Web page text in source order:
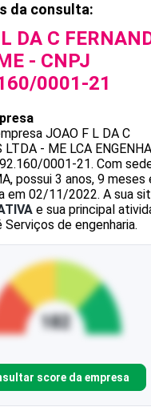
da consulta:
DA C
- CNPJ
0001-21
JOAO F L DA C
LTDA - ME LCA
0001-21. Com
possui 3 anos, 9 meses
em 02/11/2022. A sua
e sua principal
de engenharia.
score da empresa